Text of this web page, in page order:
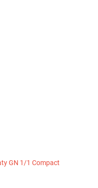
GN 1/1 Compact